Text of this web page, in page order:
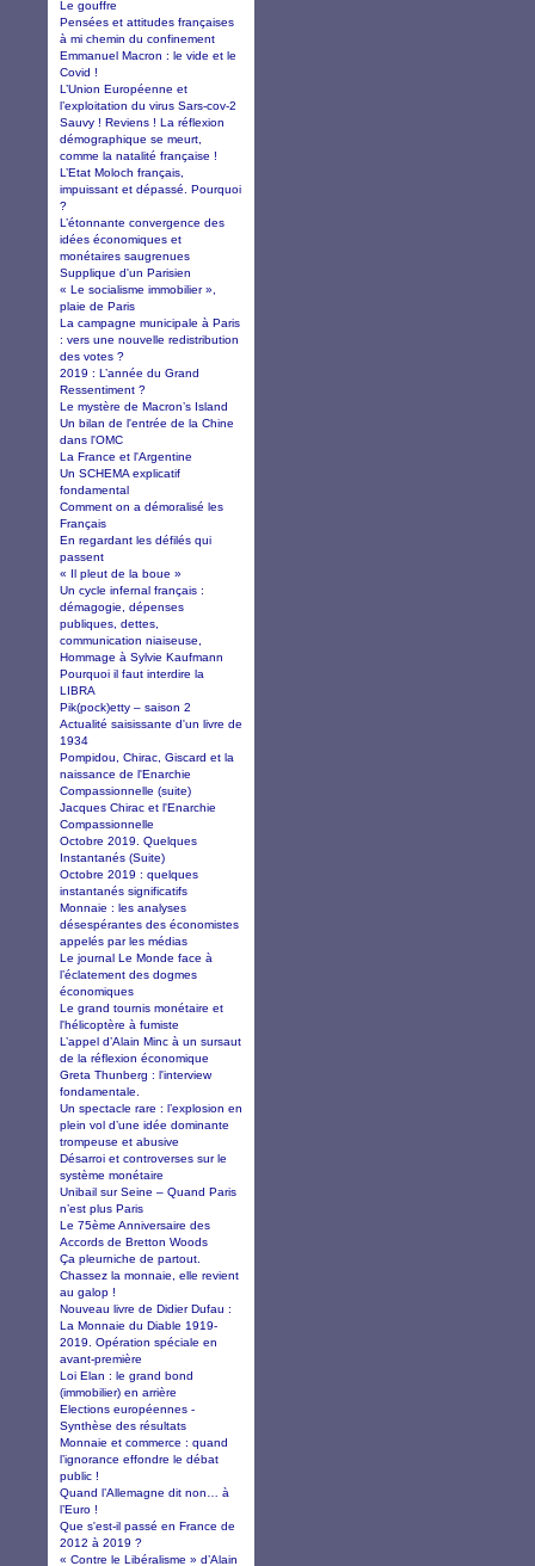
Le gouffre
Pensées et attitudes françaises
à mi chemin du confinement
Emmanuel Macron : le vide et le
Covid !
L’Union Européenne et
l’exploitation du virus Sars-cov-2
Sauvy ! Reviens ! La réflexion
démographique se meurt,
comme la natalité française !
L’Etat Moloch français,
impuissant et dépassé. Pourquoi
?
L’étonnante convergence des
idées économiques et
monétaires saugrenues
Supplique d'un Parisien
« Le socialisme immobilier »,
plaie de Paris
La campagne municipale à Paris
: vers une nouvelle redistribution
des votes ?
2019 : L’année du Grand
Ressentiment ?
Le mystère de Macron’s Island
Un bilan de l'entrée de la Chine
dans l'OMC
La France et l'Argentine
Un SCHEMA explicatif
fondamental
Comment on a démoralisé les
Français
En regardant les défilés qui
passent
« Il pleut de la boue »
Un cycle infernal français :
démagogie, dépenses
publiques, dettes,
communication niaiseuse,
Hommage à Sylvie Kaufmann
Pourquoi il faut interdire la
LIBRA
Pik(pock)etty – saison 2
Actualité saisissante d'un livre de
1934
Pompidou, Chirac, Giscard et la
naissance de l'Enarchie
Compassionnelle (suite)
Jacques Chirac et l'Enarchie
Compassionnelle
Octobre 2019. Quelques
Instantanés (Suite)
Octobre 2019 : quelques
instantanés significatifs
Monnaie : les analyses
désespérantes des économistes
appelés par les médias
Le journal Le Monde face à
l’éclatement des dogmes
économiques
Le grand tournis monétaire et
l'hélicoptère à fumiste
L’appel d’Alain Minc à un sursaut
de la réflexion économique
Greta Thunberg : l'interview
fondamentale.
Un spectacle rare : l’explosion en
plein vol d’une idée dominante
trompeuse et abusive
Désarroi et controverses sur le
système monétaire
Unibail sur Seine – Quand Paris
n’est plus Paris
Le 75ème Anniversaire des
Accords de Bretton Woods
Ça pleurniche de partout.
Chassez la monnaie, elle revient
au galop !
Nouveau livre de Didier Dufau :
La Monnaie du Diable 1919-
2019. Opération spéciale en
avant-première
Loi Elan : le grand bond
(immobilier) en arrière
Elections européennes -
Synthèse des résultats
Monnaie et commerce : quand
l’ignorance effondre le débat
public !
Quand l’Allemagne dit non… à
l’Euro !
Que s'est-il passé en France de
2012 à 2019 ?
« Contre le Libéralisme » d’Alain